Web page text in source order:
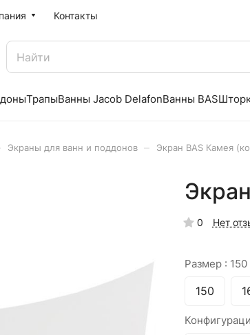
Контакты
ТрапыВанны Jacob DelafonВанны BAS
Экраны для ванн и поддонов Экран BAS Камея
0 Нет
Размер : 150
150